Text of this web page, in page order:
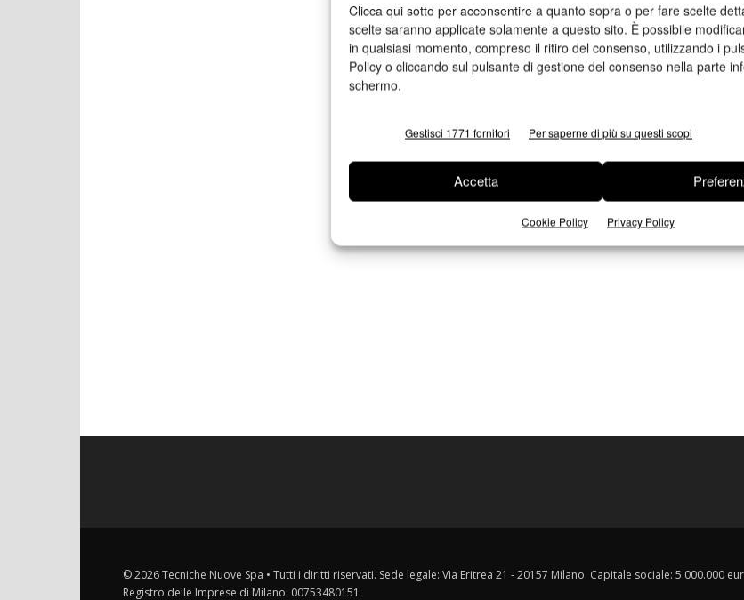
Clicca qui sotto per acconsentire a quanto sopra o per fare scelte
scelte saranno applicate solamente a questo sito. È possibile
in qualsiasi momento, compreso il ritiro del consenso, utilizzando i
Policy o cliccando sul pulsante di gestione del consenso nella parte
schermo.
Gestisci 1771 fornitori Per saperne di più su questi scopi
Accetta
Cookie Policy Privacy Policy
© 2026 Tecniche Nuove Spa • Tutti i diritti riservati. Sede legale: Via Eritrea 21 - 20157 Milano. Capitale sociale: 5.000.000
Registro delle Imprese di Milano: 00753480151